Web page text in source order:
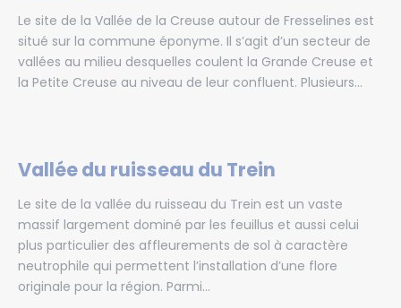
Le site de la Vallée de la Creuse autour de Fresselines est
situé sur la commune éponyme. Il s’agit d’un secteur de
vallées au milieu desquelles coulent la Grande Creuse et
la Petite Creuse au niveau de leur confluent. Plusieurs...
Vallée du ruisseau du Trein
Le site de la vallée du ruisseau du Trein est un vaste
massif largement dominé par les feuillus et aussi celui
plus particulier des affleurements de sol à caractère
neutrophile qui permettent l’installation d’une flore
originale pour la région. Parmi...